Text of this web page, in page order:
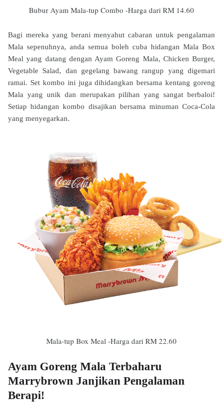
Bubur Ayam Mala-tup Combo -Harga dari RM 14.60
Bagi mereka yang berani menyahut cabaran untuk pengalaman
Mala sepenuhnya, anda semua boleh cuba hidangan Mala Box
Meal yang datang dengan Ayam Goreng Mala, Chicken Burger,
Vegetable Salad, dan gegelang bawang rangup yang digemari
ramai. Set kombo ini juga dihidangkan bersama kentang goreng
Mala yang unik dan merupakan pilihan yang sangat berbaloi!
Setiap hidangan kombo disajikan bersama minuman Coca-Cola
yang menyegarkan.
Mala-tup Box Meal -Harga dari RM 22.60
Ayam Goreng Mala Terbaharu
Marrybrown Janjikan Pengalaman
Berapi!